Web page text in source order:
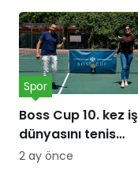
Boss Cup 10. kez iş
dünyasını tenis
kortunda
Spor
2 ay önce